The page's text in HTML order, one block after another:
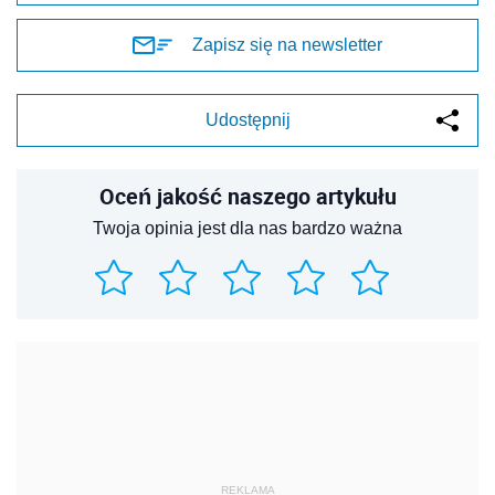
Zapisz się na newsletter
Udostępnij
Oceń jakość naszego artykułu
Twoja opinia jest dla nas bardzo ważna
REKLAMA